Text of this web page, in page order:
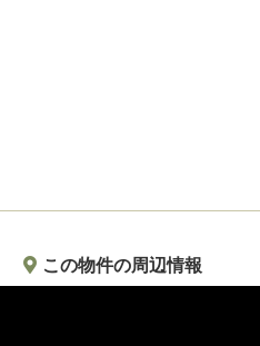
この物件の周辺情報